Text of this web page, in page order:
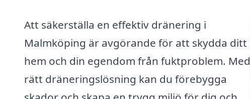
Att säkerställa en effektiv dränering i
Malmköping är avgörande för att skydda ditt
hem och din egendom från fuktproblem. Med
rätt dräneringslösning kan du förebygga